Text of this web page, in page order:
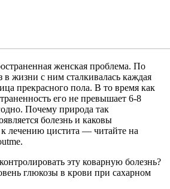
женская проблема. По
в жизни с ним сталкивалась каждая
прекрасного пола. В то время как
его не превышает 6-8
Почему природа так
болезнь и каковы
лечению цистита — читайте на
эту коварную болезнь?
глюкозы в крови при сахарном